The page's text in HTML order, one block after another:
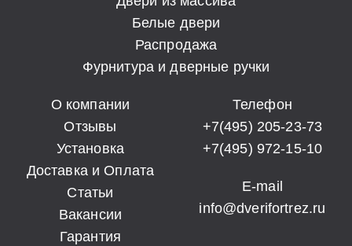
Белые двери
Распродажа
Фурнитура и дверные ручки
О компании
Отзывы
Установка
Доставка и Оплата
Статьи
Вакансии
Гарантия
Телефон
+7(495) 205-23-73
+7(495) 972-15-10
E-mail
info@dverifortrez.ru